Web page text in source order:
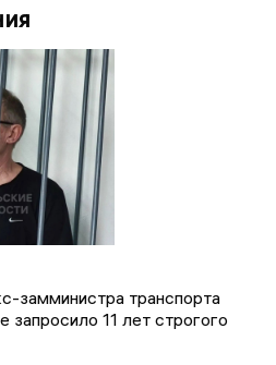
замминистра транспорта
запросило 11 лет строгого